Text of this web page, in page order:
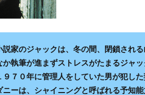
家のジャックは、冬の間、閉鎖され
執筆が進まずストレスがたまるジャ
７０年に管理人をしていた男が犯し
ーは、シャイニングと呼ばれる予知